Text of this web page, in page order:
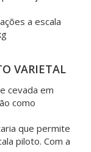
a escala
VARIETAL
cevada em
como
que permite
piloto. Com a